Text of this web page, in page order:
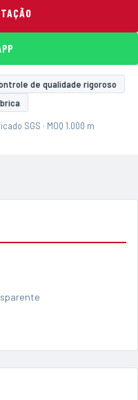
de qualidade rigoroso
SGS · MOQ 1.000 m